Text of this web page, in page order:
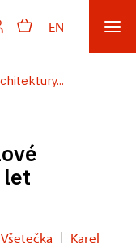
EN
let
| Karel